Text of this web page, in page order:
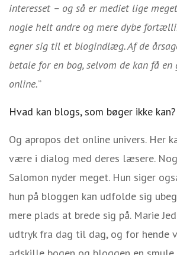
interesset – og så er mediet lige
nogle helt andre og mere dybe
egner sig til et blogindlæg. Af de
betale for en bog, selvom de kan få
online.”
Hvad kan blogs, som bøger ikke kan?
Og apropos det online univers. Her
være i dialog med deres læsere.
Salomon nyder meget. Hun siger
hun på bloggen kan udfolde sig
mere plads at brede sig på. Marie
udtryk fra dag til dag, og for hende